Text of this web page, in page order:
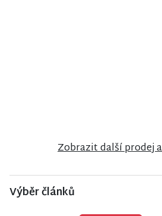
Zobrazit další prodej
Výběr článků